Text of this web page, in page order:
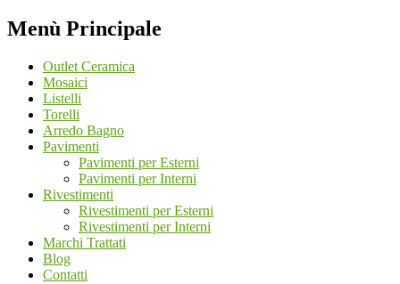
Menù Principale
Outlet Ceramica
Mosaici
Listelli
Torelli
Arredo Bagno
Pavimenti
Pavimenti per Esterni
Pavimenti per Interni
Rivestimenti
Rivestimenti per Esterni
Rivestimenti per Interni
Marchi Trattati
Blog
Contatti